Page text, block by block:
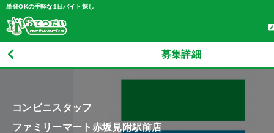
単発OKの手軽な1日バイト探し
募集詳細
コンビニスタッフ
ファミリーマート赤坂見附駅前店